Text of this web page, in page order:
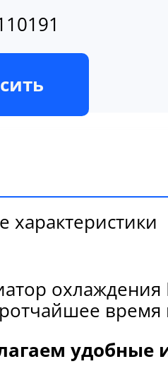
характеристики
удобные